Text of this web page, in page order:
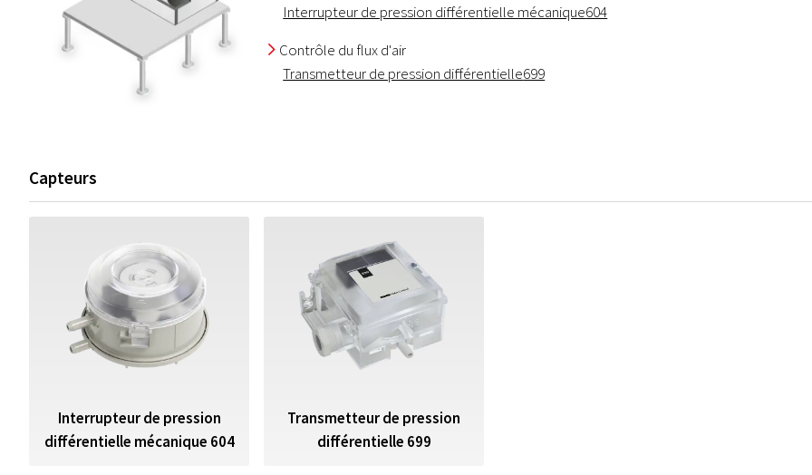
Interrupteur de pression différentielle mécanique604
I Contrôle du flux d'air
Transmetteur de pression différentielle699
Capteurs
Interrupteur de pression
différentielle mécanique 604
Transmetteur de pression
différentielle 699